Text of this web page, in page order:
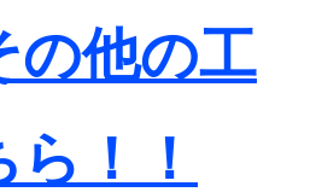
の他の工
！！